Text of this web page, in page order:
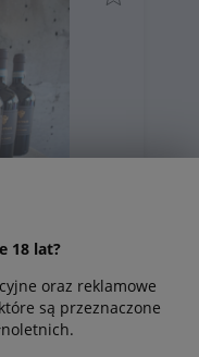
18 lat?
oraz reklamowe
są przeznaczone
Masca del
299,95